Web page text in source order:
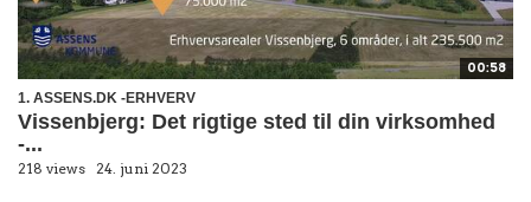
00:58
1. ASSENS.DK -ERHVERV
Vissenbjerg: Det rigtige sted til din virksomhed
-...
218 views 24. juni 2023